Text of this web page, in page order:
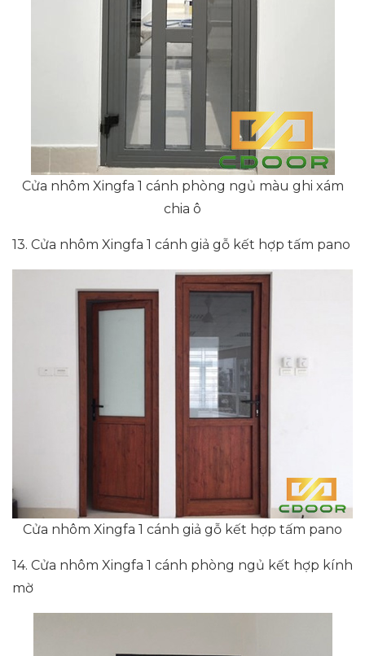
Cửa nhôm Xingfa 1 cánh phòng ngủ màu ghi xám
chia ô
13. Cửa nhôm Xingfa 1 cánh giả gỗ kết hợp tấm pano
Cửa nhôm Xingfa 1 cánh giả gỗ kết hợp tấm pano
14. Cửa nhôm Xingfa 1 cánh phòng ngủ kết hợp kính
mờ